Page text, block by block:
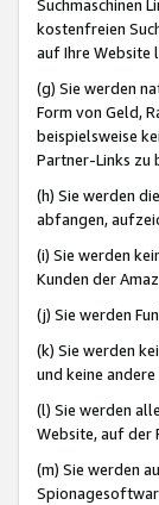
Suchmaschinen
kostenfreien
auf Ihre Website
(g) Sie werden
Form von Geld,
beispielsweise
Partner-Links zu
(h) Sie werden
abfangen,
(i) Sie werden
Kunden der
(j) Sie werden
(k) Sie werden
und keine
(l) Sie werden
Website, auf der
(m) Sie werden